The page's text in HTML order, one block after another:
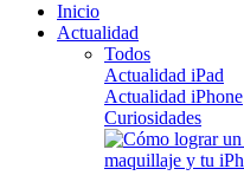
Inicio
Actualidad
Todos
Actualidad iPad
Actualidad iPhone
Curiosidades